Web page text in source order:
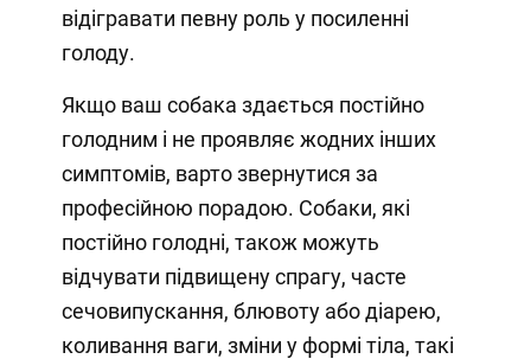
відігравати певну роль у посиленні
голоду.
Якщо ваш собака здається постійно
голодним і не проявляє жодних інших
симптомів, варто звернутися за
професійною порадою. Собаки, які
постійно голодні, також можуть
відчувати підвищену спрагу, часте
сечовипускання, блювоту або діарею,
коливання ваги, зміни у формі тіла, такі